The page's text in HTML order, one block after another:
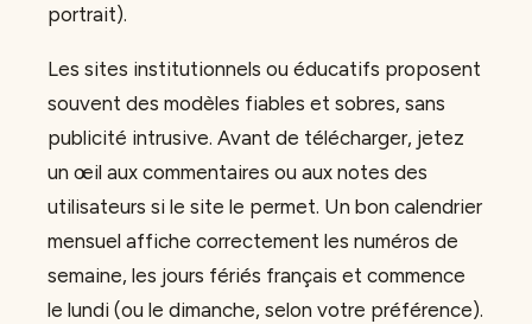
portrait).
Les sites institutionnels ou éducatifs proposent
souvent des modèles fiables et sobres, sans
publicité intrusive. Avant de télécharger, jetez
un œil aux commentaires ou aux notes des
utilisateurs si le site le permet. Un bon calendrier
mensuel affiche correctement les numéros de
semaine, les jours fériés français et commence
le lundi (ou le dimanche, selon votre préférence).